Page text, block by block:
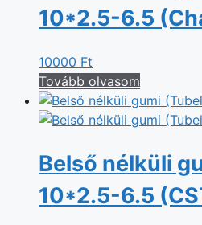
10*2.5-6.5
10000 Ft
Tovább olvasom
Belső nélküli
10*2.5-6.5